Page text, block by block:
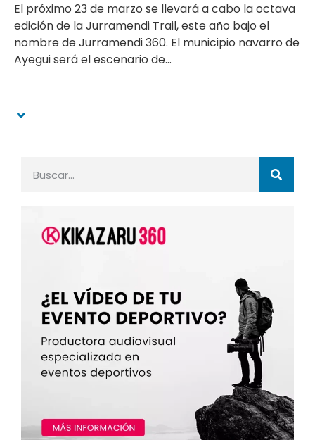
El próximo 23 de marzo se llevará a cabo la octava
edición de la Jurramendi Trail, este año bajo el
nombre de Jurramendi 360. El municipio navarro de
Ayegui será el escenario de...